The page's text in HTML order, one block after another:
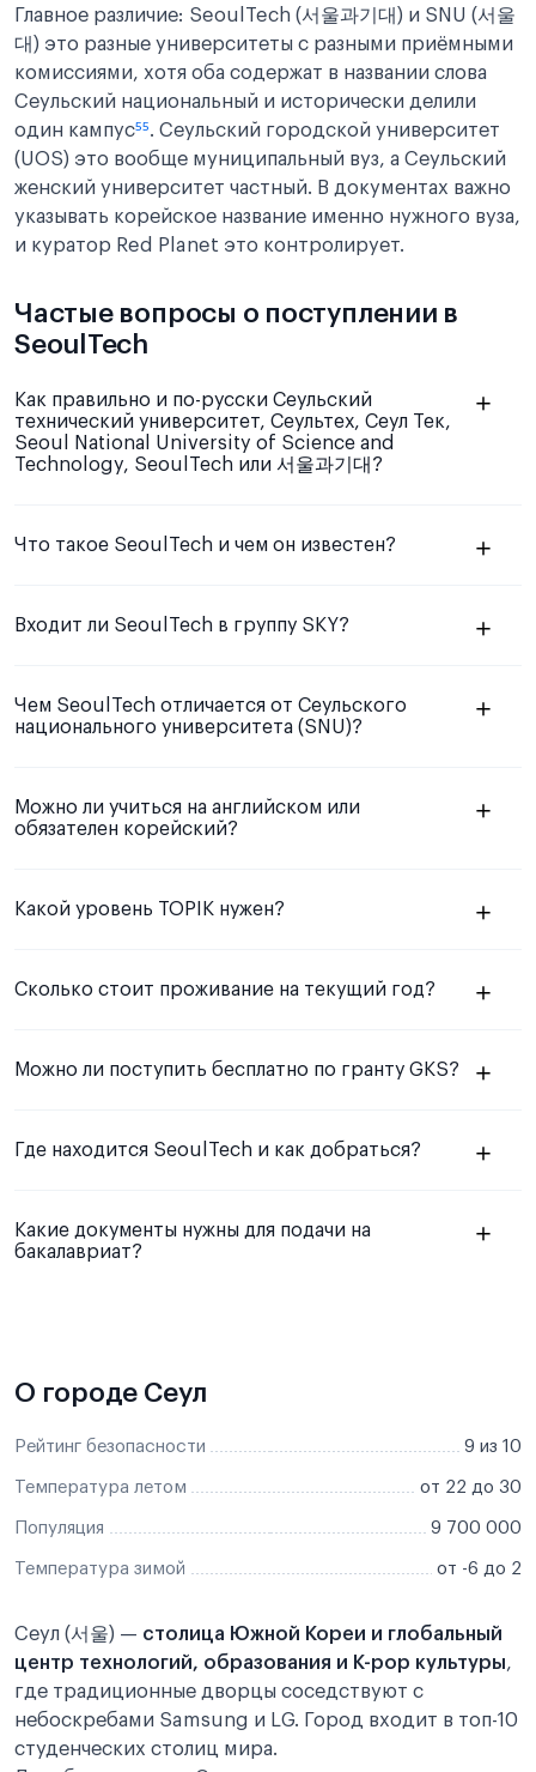
Главное различие: SeoulTech (서울과기대) и SNU (서울
대) это разные университеты с разными приёмными
комиссиями, хотя оба содержат в названии слова
Сеульский национальный и исторически делили
один кампус⁵⁵. Сеульский городской университет
(UOS) это вообще муниципальный вуз, а Сеульский
женский университет частный. В документах важно
указывать корейское название именно нужного вуза,
и куратор Red Planet это контролирует.
Частые вопросы о поступлении в
SeoulTech
Как правильно и по-русски Сеульский
технический университет, Сеультех, Сеул Тек,
Seoul National University of Science and
Technology, SeoulTech или 서울과기대?
⁵⁷⁵⁸
⁵⁹
Что такое SeoulTech и чем он известен?
Входит ли SeoulTech в группу SKY?
Чем SeoulTech отличается от Сеульского
национального университета (SNU)?
Можно ли учиться на английском или
обязателен корейский?
Какой уровень TOPIK нужен?
гайде Red Planet про TOPIK
Сколько стоит проживание на текущий год?
⁶⁹
Можно ли поступить бесплатно по гранту GKS?
Где находится SeoulTech и как добраться?
⁷¹
Какие документы нужны для подачи на
бакалавриат?
студенческая виза D-2
О городе Сеул
Рейтинг безопасности 9 из 10
Температура летом от 22 до 30
Популяция 9 700 000
Температура зимой от -6 до 2
Сеул (서울) — столица Южной Кореи и глобальный
центр технологий, образования и K-pop культуры,
где традиционные дворцы соседствуют с
небоскребами Samsung и LG. Город входит в топ-10
студенческих столиц мира.